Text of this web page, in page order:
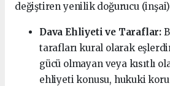
değiştiren yenilik doğurucu
Dava Ehliyeti ve Taraflar:
tarafları kural olarak
gücü olmayan veya kısıtlı
ehliyeti konusu, hukuki